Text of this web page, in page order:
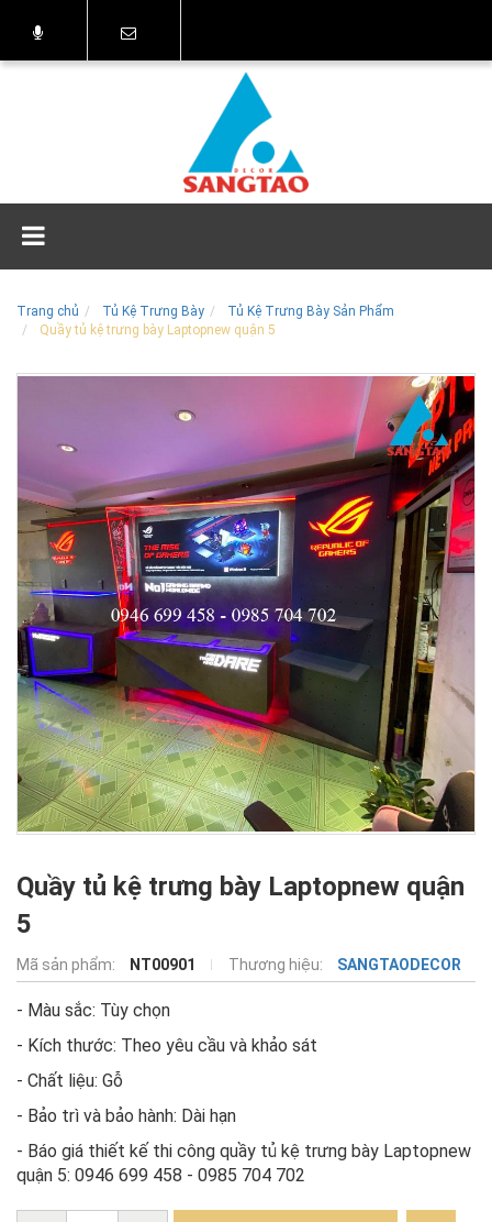
Trang chủ Tủ Kệ Trưng Bày
Tủ Kệ Trưng Bày Sản Phẩm
Quầy tủ kệ trưng bày Laptopnew quận 5
Quầy tủ kệ trưng bày Laptopnew quận
5
Mã sản phẩm: NT00901 Thương hiệu: SANGTAODECOR
- Màu sắc: Tùy chọn
- Kích thước: Theo yêu cầu và khảo sát
- Chất liệu: Gỗ
- Bảo trì và bảo hành: Dài hạn
- Báo giá thiết kế thi công quầy tủ kệ trưng bày Laptopnew
quận 5: 0946 699 458 - 0985 704 702